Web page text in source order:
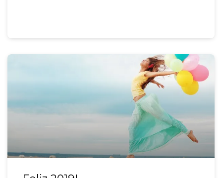
encontram, parece que não passou nem um